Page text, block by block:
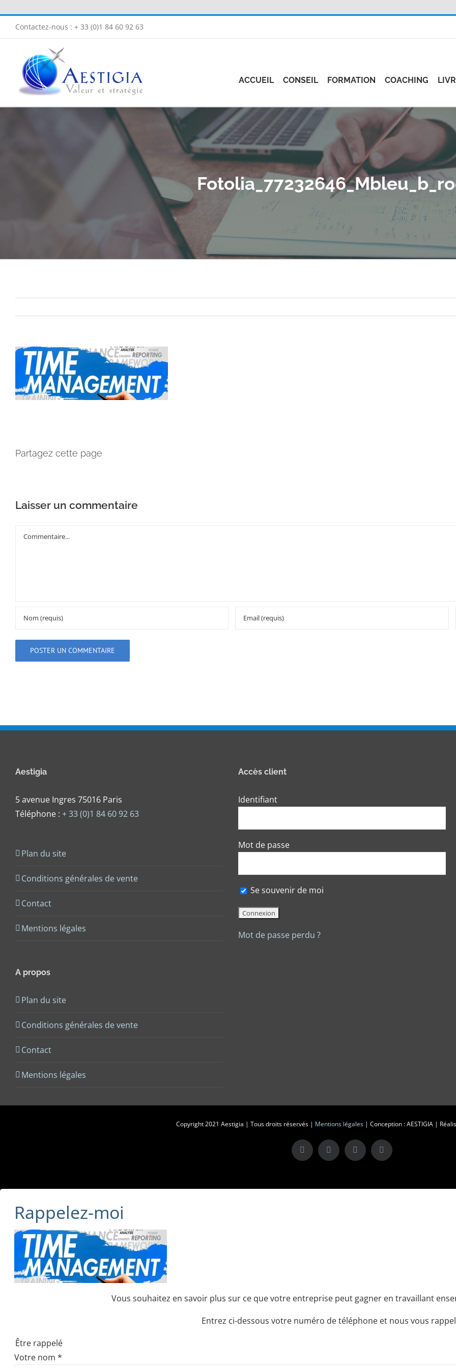
Contactez-nous : + 33 (0)1 84 60 92 63
ACCUEIL CONSEIL FORMATION COACHING
Partagez cette page
Laisser un commentaire
Commentaire
Aestigia
5 avenue Ingres 75016 Paris
Téléphone : + 33 (0)1 84 60 92 63
Plan du site
Conditions générales de vente
Contact
Mentions légales
A propos
Plan du site
Conditions générales de vente
Contact
Mentions légales
Accès client
Identifiant
Mot de passe
Se souvenir de moi
Mot de passe perdu ?
Copyright 2021 Aestigia | Tous droits réservés | Mentions légales| Conception : AESTIGIA |
X LinkedInInstagramFacebook
Rappelez-moi
Vous souhaitez en savoir plus sur ce que votre entreprise peut gagner en travaillant
Entrez ci-dessous votre numéro de téléphone et nous vous
Être rappelé
Votre nom *